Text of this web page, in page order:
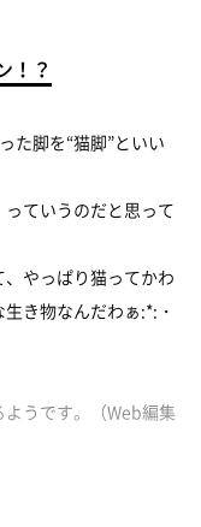
！？
た脚を“猫脚”といい
ていうのだと思って
やっぱり猫ってかわ
き物なんだわぁ:*:・
うです。（Web編集